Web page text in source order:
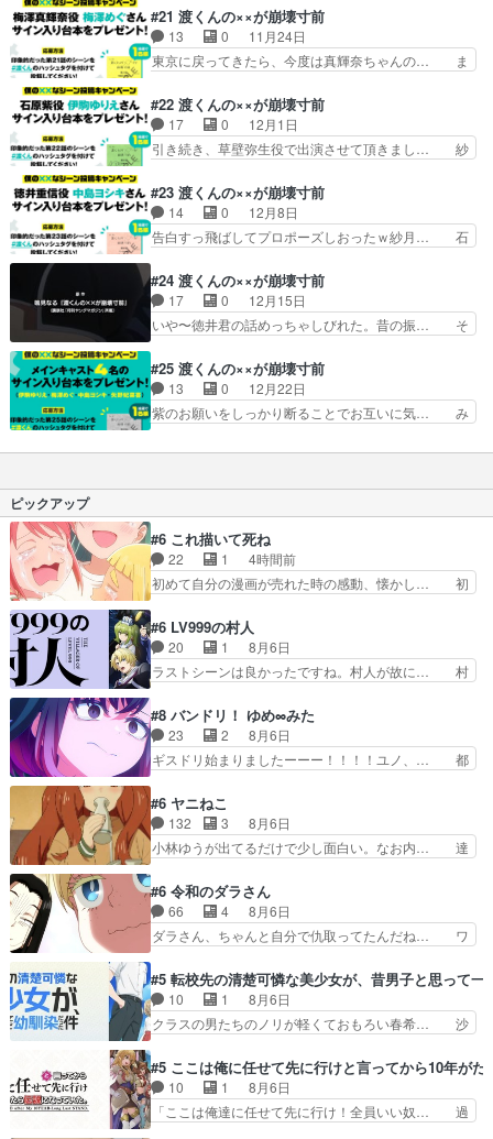
う入浴シーンただ、男を見… ここに来て面白くな
ってきました。早く会っ… オシャレしてバレンタ
インチョコを直人に渡…
月、「私は邪魔者だからいなくなった方が… とい
うか阿部くんがスーパーエージェントす… 渡く
ん、他校の女子領域に乗り込もうとか意… なかな
か会えなかった紗月に対して直人がそ… わあ、な
キャストあてるのかよ。徳井の手… ようやく紗月
と再会する直人わだかまりも解… 紗月に会うため
なら、他校の女子部屋に潜入…
#21 渡くんの××が崩壊寸前
13 0
11月24日
東京に戻ってきたら、今度は真輝奈ちゃんの… ま
き合ってハッピーエンドで良かった… ここのとこ
ろ紗月の話が多かったから正直言… コーデに気合
い入りまくりの梅澤、超可愛い… 石励会は友情い
っぱいでいいな。石原さんが… 梅澤、走るのを辞
真輝奈、カワエエ！直人… 紫ちゃんのことをフラ
ットに受け止めながら… 梅澤回と言ってもいい。
地元に帰るみたいだ…
#22 渡くんの××が崩壊寸前
17 0
12月1日
引き続き、草壁弥生役で出演させて頂きまし… 紗
いった過去を知って未来を見て、周囲と… 渡く
ん、直す人だから直人なのかなーと思い… 期待が
壊れる前に自分で壊してしまう紗月。… 以前から
何度も書いてるが、こういう個人的… もうすぐで
否したことを謝ろうとするけど… 直くん、やっと
紗月と向かい合って自分の気… あべくんまだ出番
あったんだ！！直人は大学…
#23 渡くんの××が崩壊寸前
14 0
12月8日
告白すっ飛ばしてプロポーズしおったｗ紗月… 石
ここまできましたというところ。まさか… 紫から
紗月に喝を入れるとは意外だったし印… 紗月も渡
くんも良かったね。先生の気遣いが… 「紗月に必
要なのは幼馴染みでも彼氏でもな… 紗月の可愛さ
やっと付き合うことになった… すずちん、スイカ
似合うなぁ〜恋も友情も愛… 正式にお付き合いが
始まったと思ったら期間…
#24 渡くんの××が崩壊寸前
17 0
12月15日
いや〜徳井君の話めっちゃしびれた。昔の振… そ
ちゃん可愛いよ紗月ちゃん(*^^*)… 」冒頭のこの
言葉と明らかにテンション高め… 徳井の初恋が黒
ギャルって！しかもめっちゃ… 『僕の××なシー
ン投稿ｷｬﾝﾍﾟｰﾝ』印… 考えてみたら、この根本設
#25 渡くんの××が崩壊寸前
13 0
12月22日
紫のお願いをしっかり断ることでお互いに気… み
続き、草壁弥生役で出演させて頂きまし… 今回は
マでキスシーンがあるからしてほし… 石原さんい
と思ってたけどまだもう1話あ… 直人の決意、紗
月の心の救済二人で歩む人生… 直くんと紗月、も
うゴール同然かと思ったら… 推し（石原紫ちゃ
ん）と結ばれるルートは叶…
ピックアップ
#6 これ描いて死ね
22 1
4時間前
初めて自分の漫画が売れた時の感動、懐かし… 初
ティア開幕前でひちしきり受ける^^先…
「SEDESUのコミPo!日記」#496… 情熱の結晶が
受け入れられる時。望外の喜び… てっしーの過去
が入るからより一層感動する… てっしーの過去が
るからより一層感動する… てっしーの過去が入る
からより一層感動する… てっしーの過去が入るか
らより一層感動する…
#6 LV999の村人
20 1
8月6日
ラストシーンは良かったですね。村人が故に… 村
スと10年後に結婚の約束をした鏡ずっ… カジノ
スタッフ募集するも集まらない更に追… 王命でク
ルルの監視をすることになったデビ… 最強の村
人・鏡との出会いで少しは変わった… やはり何か
への恨みは根深そうやね姫を舐… 新キャラが登場
早々変態扱いされてる件。タ… まだまだお元気そ
うなお声で……不意打ち過…
#8 バンドリ！ ゆめ∞みた
23 2
8月6日
ギスドリ始まりましたーーー！！！！ユノ、… 都
復を見守っていかないと、ですね！！み… 開幕聞
き取りスタッフに定治いなかった？ま… ののちゃ
んのお手当てはお節介だったりする… ビオラの立
ち回り害悪すぎるお近づきの印が… ・律っちゃん
一難、律がビオラの呪縛から… 「私はあなたが嫌
いなんです」「バンドやめ… 何が起きているの
か！？次週、みゅーたいぷ…
#6 ヤニねこ
132 3
8月6日
小林ゆうが出てるだけで少し面白い。なお内… 達
マドンってなんなん！？人見知りっぽい… なんな
ら下ネタ0じゃなかったかこんな回が… 他のエピ
ソードに対してマイルドな回だった… 今回はだい
ぶある程度抑えてる？w感じな気… アルねこ、そ
ていたゴキブリ死んでるGP… アルねこ危険です
よね。健康的な面で··江… 酔い潰れ行き着いた江
ノ島で、朝日を眺めな…
#6 令和のダラさん
66 4
8月6日
ダラさん、ちゃんと自分で仇取ってたんだね… ワ
ットに憧れてビーム撃ちたいと…そうい… 余りに
も凄惨なダラさんの過去ダラさんの６… 過去編は
これで一区切りかなギャグも面白い… ガンガガン
♪薫がなんかしっかり歌ってロマ… 姉巫女の誤
日頃からガンガン言うてないで… このアニメはど
こに行くのだろう、面白すぎ… 姉のした事はただ
単に一族を絶滅させただけ…
#5 転校先の清楚可憐な美少女が、昔男子と思って一
10 1
8月6日
クラスの男たちのノリが軽くておもろい春希… 沙
もちゃんが透けブラしててびっくりして… レベル
のキャラが登場。相変わらず顔や体の… 隼人が春
希の級友を巻き込んだイジりに動じ… 第５話を
U-NEXTで視聴しました。視聴… ラブコメで天然
#5 ここは俺に任せて先に行けと言ってから10年が
10 1
8月6日
「ここは俺達に任せて先に行け！全員いい奴… 過